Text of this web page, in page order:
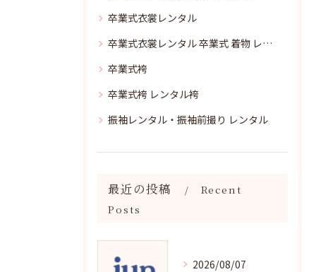
卒業式衣裳レンタル
卒業式衣裳レンタル 卒業式 着物 レンタル
卒業式袴
卒業式袴 レンタル袴
振袖レンタル・振袖前撮り レンタル
最近の投稿
Recent
Posts
2026/08/07